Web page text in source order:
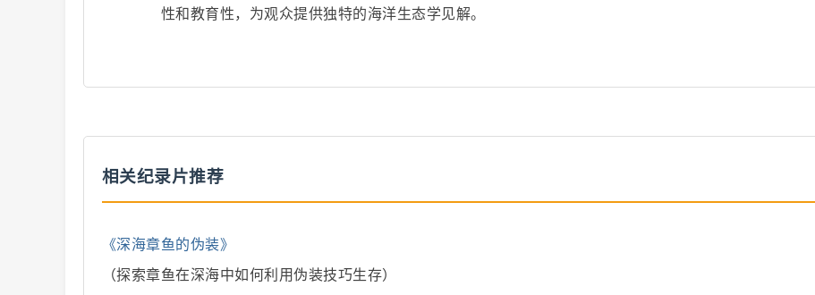
性和教育性，为观众提供独特的海洋生态学见解。
相关纪录片推荐
《深海章鱼的伪装》
（探索章鱼在深海中如何利用伪装技巧生存）